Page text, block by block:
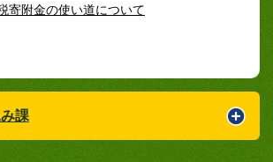
寄附金の使い道について
課